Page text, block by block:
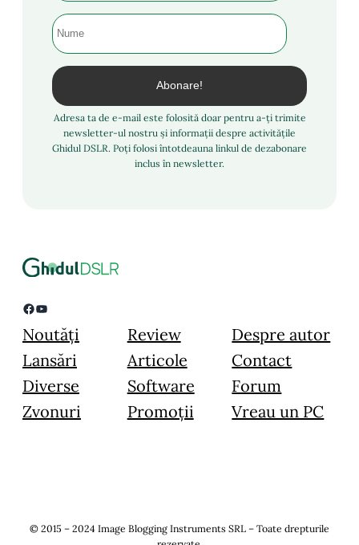
Adresa ta de e-mail este folosită doar pentru a-ți trimite
newsletter-ul nostru și informații despre activitățile
Ghidul DSLR. Poți folosi întotdeauna linkul de dezabonare
inclus în newsletter.
Facebook YouTube
Noutăți
Lansări
Diverse
Zvonuri
Review
Articole
Software
Promoții
Despre autor
Contact
Forum
Vreau un PC
© 2015 – 2024 Image Blogging Instruments SRL – Toate drepturile